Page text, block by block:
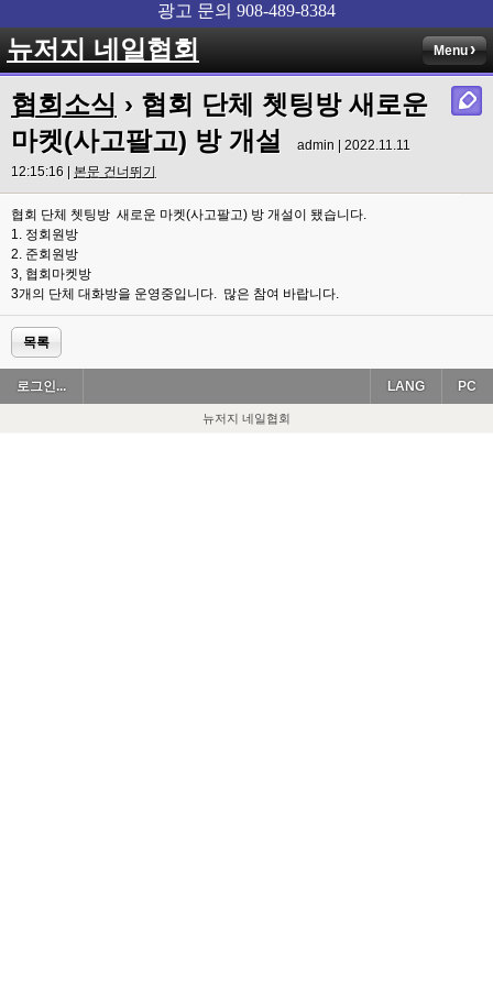
뉴저지 네일협회 Menu
협회소식 › 협회 단체 쳇팅방 새로운
마켓(사고팔고) 방 개설
admin | 2022.11.11
12:15:16 | 본문 건너뛰기
협회 단체 쳇팅방 새로운 마켓(사고팔고) 방 개설이 됐습니다.
1. 정회원방
2. 준회원방
3, 협회마켓방
3개의 단체 대화방을 운영중입니다. 많은 참여 바랍니다.
목록
로그인... PC
LANG
뉴저지 네일협회